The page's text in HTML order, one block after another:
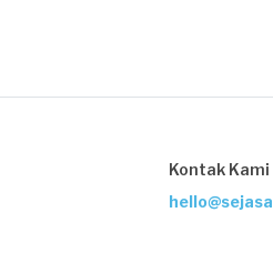
requested Perbaikan Lantai
Kontak Kami